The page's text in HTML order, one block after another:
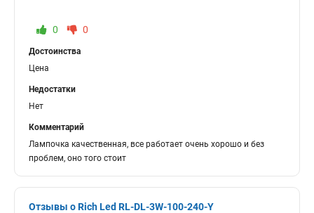
0 0
Достоинства
Цена
Недостатки
Нет
Комментарий
Лампочка качественная, все работает очень хорошо и без
проблем, оно того стоит
Отзывы о Rich Led RL-DL-3W-100-240-Y